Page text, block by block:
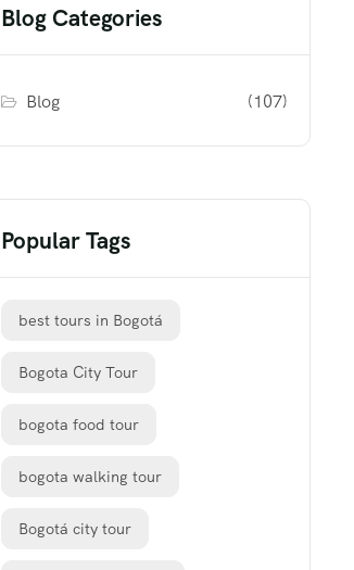
Blog Categories
Blog (107)
Popular Tags
best tours in Bogotá
Bogota City Tour
bogota food tour
bogota walking tour
Bogotá city tour